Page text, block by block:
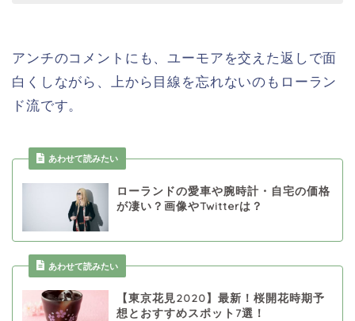
アンチのコメントにも、ユーモアを交えた返しで面
白くしながら、上から目線を忘れないのもローラン
ド流です。
あわせて読みたい
ローランドの愛車や腕時計・自宅の価格
が凄い？画像やTwitterは？
あわせて読みたい
【東京花見2020】最新！桜開花時期予
想とおすすめスポット7選！